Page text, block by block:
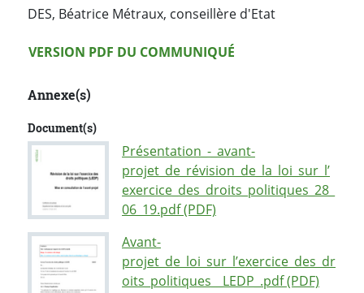
DES, Béatrice Métraux, conseillère d'Etat
Version PDF
VERSION PDF DU COMMUNIQUÉ
Annexe(s)
Document(s)
Présentation_-_avant-
projet_de_révision_de_la_loi_sur_l’
exercice_des_droits_politiques_28_
06_19.pdf (PDF)
Avant-
projet_de_loi_sur_l’exercice_des_dr
oits_politiques__LEDP_.pdf (PDF)